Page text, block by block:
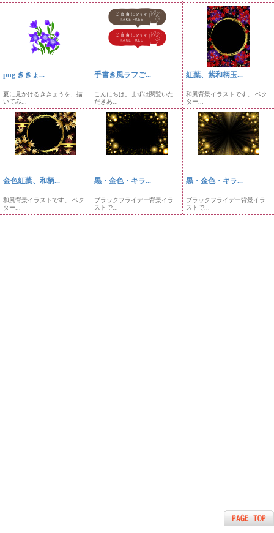
png ききょ...
夏に見かけるききょうを、描
いてみ...
手書き風ラフご...
こんにちは。まずは閲覧いた
だきあ...
紅葉、紫和柄玉...
和風背景イラストです。 ベク
ター...
金色紅葉、和柄...
和風背景イラストです。 ベク
ター...
黒・金色・キラ...
ブラックフライデー背景イラ
ストで...
黒・金色・キラ...
ブラックフライデー背景イラ
ストで...